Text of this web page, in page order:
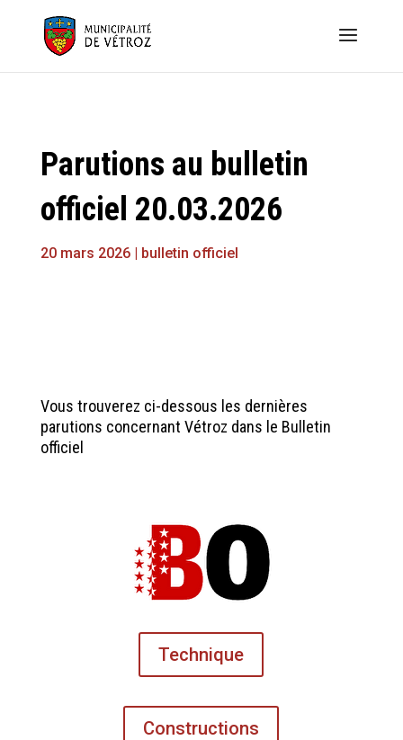
Parutions au bulletin
officiel 20.03.2026
20 mars 2026| bulletin officiel
Vous trouverez ci-dessous les dernières
parutions concernant Vétroz dans le Bulletin
officiel
Technique
Constructions